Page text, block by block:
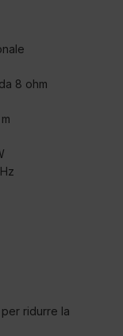
8 ohm
ridurre la